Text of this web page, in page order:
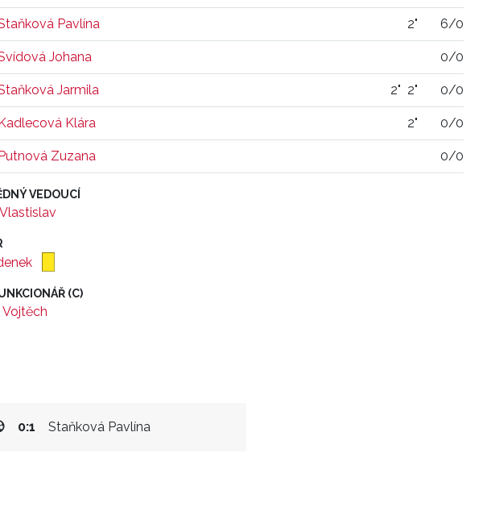
Pavlína 2" 6/0
Johana 0/0
Jarmila 2" 2" 0/0
Klára 2" 0/0
Zuzana 0/0
VEDOUCÍ
(C)
Staňková Pavlína
0:1